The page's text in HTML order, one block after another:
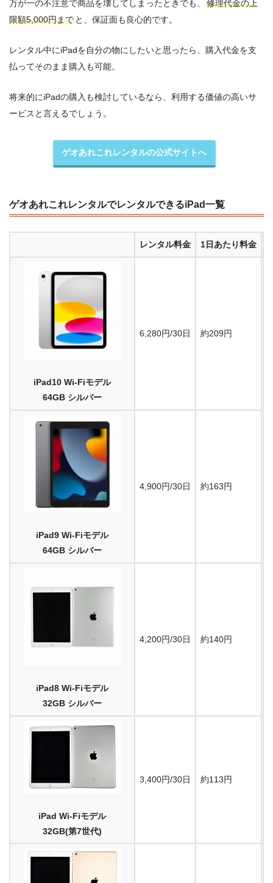
万が一の不注意で商品を壊してしまったときでも、
修理代金の上
限額5,000円まで と、保証面も良心的です。
レンタル中にiPadを自分の物にしたいと思ったら、購入代金を支
払ってそのまま購入も可能。
将来的にiPadの購入も検討しているなら、利用する価値の高いサ
ービスと言えるでしょう。
ゲオあれこれレンタルの公式サイトへ
ゲオあれこれレンタルでレンタルできるiPad一覧
レンタル料金 1日あたり料金
iPad10 Wi-Fiモデル
64GB シルバー
6,280円/30日 約209円
iPad9 Wi-Fiモデル
64GB シルバー
4,900円/30日 約163円
iPad8 Wi-Fiモデル
32GB シルバー
4,200円/30日 約140円
iPad Wi-Fiモデル
32GB(第7世代)
3,400円/30日 約113円